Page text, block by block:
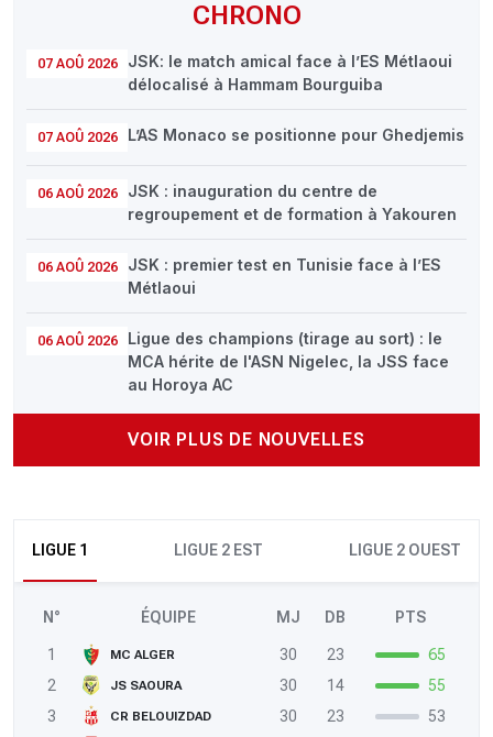
CHRONO
07 AOÛ 2026
JSK: le match amical face à l’ES Métlaoui
délocalisé à Hammam Bourguiba
07 AOÛ 2026 L’AS Monaco se positionne pour Ghedjemis
06 AOÛ 2026
JSK : inauguration du centre de
regroupement et de formation à Yakouren
06 AOÛ 2026
JSK : premier test en Tunisie face à l’ES
Métlaoui
06 AOÛ 2026
Ligue des champions (tirage au sort) : le
MCA hérite de l'ASN Nigelec, la JSS face
au Horoya AC
VOIR PLUS DE NOUVELLES
LIGUE 1 LIGUE 2 EST LIGUE 2 OUEST
N° ÉQUIPE MJ DB PTS
1 MC ALGER 30 23
65
2
JS SAOURA 30 14
55
3
CR BELOUIZDAD 30 23
53